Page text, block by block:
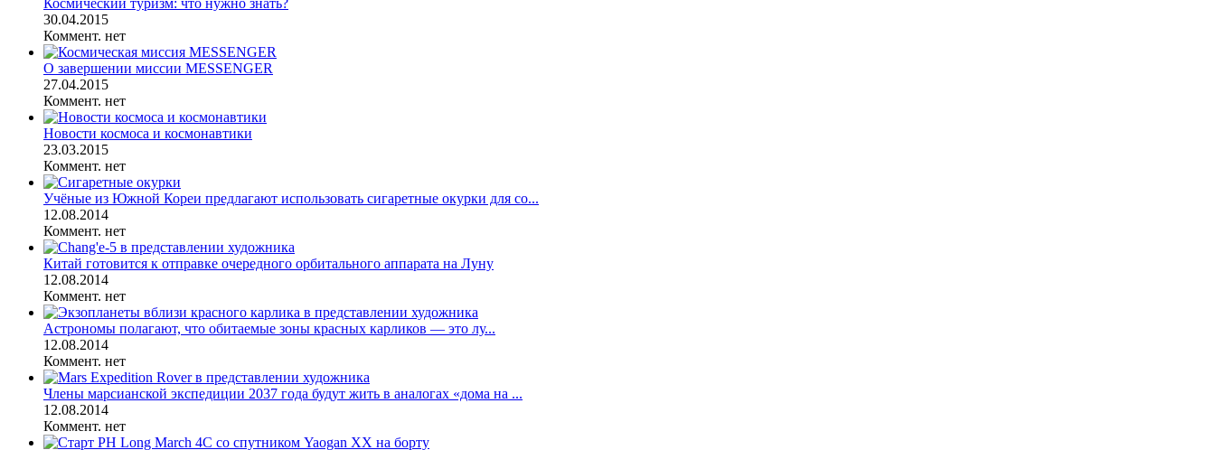
Космический туризм: что нужно знать?
30.04.2015
Коммент. нет
О завершении миссии MESSENGER
27.04.2015
Коммент. нет
Новости космоса и космонавтики
23.03.2015
Коммент. нет
Учёные из Южной Кореи предлагают использовать сигаретные окурки для со...
12.08.2014
Коммент. нет
Китай готовится к отправке очередного орбитального аппарата на Луну
12.08.2014
Коммент. нет
Астрономы полагают, что обитаемые зоны красных карликов — это лу...
12.08.2014
Коммент. нет
Члены марсианской экспедиции 2037 года будут жить в аналогах «дома на ...
12.08.2014
Коммент. нет